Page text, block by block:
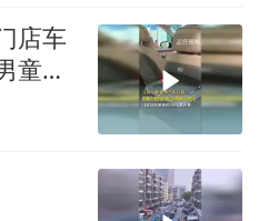
店车
童小